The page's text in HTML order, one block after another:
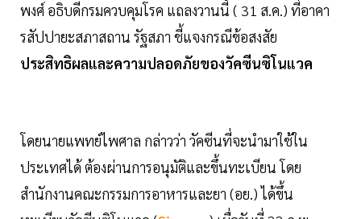
พงศ์ อธิบดีกรมควบคุมโรค แถลงวานนี้ ( 31 ส.ค.) ที่อาคา
รสัปปายะสภาสถาน รัฐสภา ชี้แจงกรณีข้อสงสัย
ประสิทธิผลและความปลอดภัยของวัคซีนซิโนแวค
โดยนายแพทย์ไพศาล กล่าวว่า วัคซีนที่จะนำมาใช้ใน
ประเทศได้ ต้องผ่านการอนุมัติและขึ้นทะเบียน โดย
สำนักงานคณะกรรมการอาหารและยา (อย.) ได้ขึ้น